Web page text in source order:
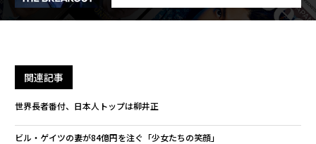
関連記事
世界長者番付、日本人トップは柳井正
ビル・ゲイツの妻が84億円を注ぐ「少女たちの笑顔」